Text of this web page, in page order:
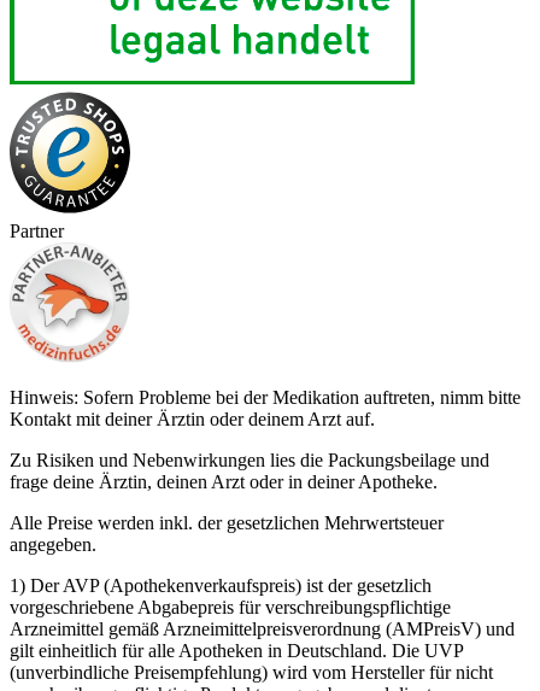
Partner
Hinweis: Sofern Probleme bei der Medikation auftreten, nimm bitte
Kontakt mit deiner Ärztin oder deinem Arzt auf.
Zu Risiken und Nebenwirkungen lies die Packungsbeilage und
frage deine Ärztin, deinen Arzt oder in deiner Apotheke.
Alle Preise werden inkl. der gesetzlichen Mehrwertsteuer
angegeben.
1) Der AVP (Apothekenverkaufspreis) ist der gesetzlich
vorgeschriebene Abgabepreis für verschreibungspflichtige
Arzneimittel gemäß Arzneimittelpreisverordnung (AMPreisV) und
gilt einheitlich für alle Apotheken in Deutschland. Die UVP
(unverbindliche Preisempfehlung) wird vom Hersteller für nicht